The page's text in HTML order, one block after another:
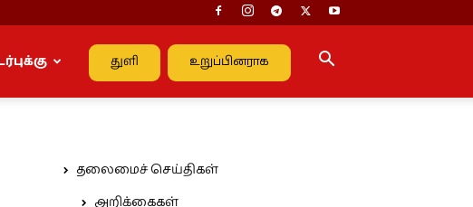
துளி உறுப்பினராக
தலைமைச் செய்திகள்
அறிக்கைகள்